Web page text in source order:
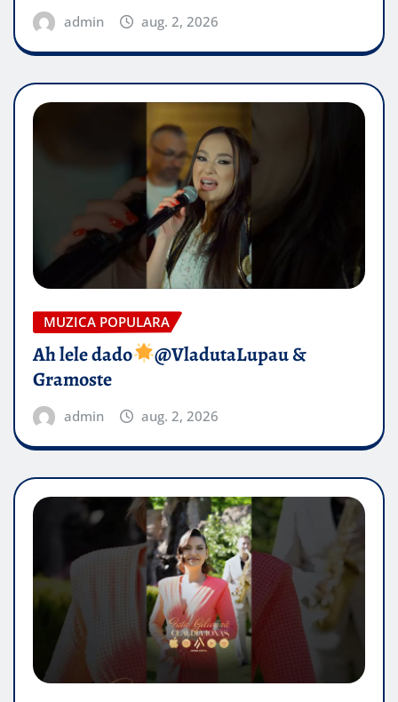
admin aug. 2, 2026
MUZICA POPULARA
Ah lele dado​
@VladutaLupau &
Gramoste
admin aug. 2, 2026